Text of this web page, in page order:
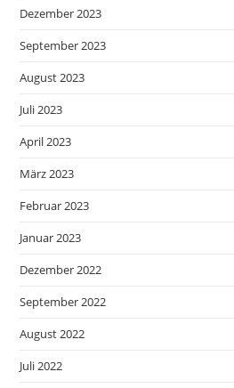
Dezember 2023
September 2023
August 2023
Juli 2023
April 2023
März 2023
Februar 2023
Januar 2023
Dezember 2022
September 2022
August 2022
Juli 2022